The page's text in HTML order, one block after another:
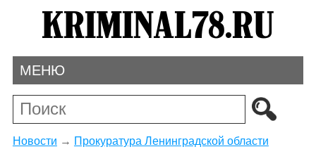
МЕНЮ
Новости → Прокуратура Ленинградской области